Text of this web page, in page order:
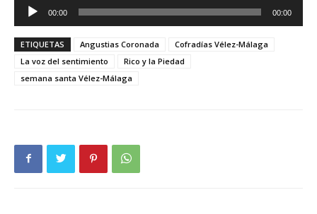
Reproductor
de
audio
00:00 00:00
ETIQUETAS Angustias Coronada
Cofradías Vélez-Málaga
La voz del sentimiento
Rico y la Piedad
semana santa Vélez-Málaga